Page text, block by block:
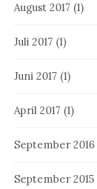
August 2017 (1)
Juli 2017 (1)
Juni 2017 (1)
April 2017 (1)
September 2016
September 2015